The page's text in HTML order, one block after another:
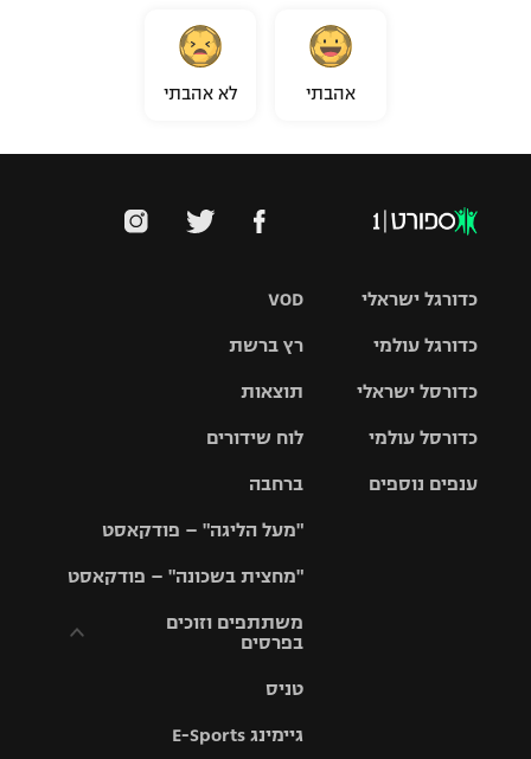
אהבתי לא אהבתי
VOD
רץ ברשת
תוצאות
לוח שידורים
ברחבה
"מעל הליגה" – פודקאסט
"מחצית בשכונה" – פודקאסט
משתתפים וזוכים
בפרסים
וזוכים בפרסים
טניס
גיימינג E-Sports
כדורגל ישראלי
גביע הטוטו
כדורגל עולמי
האלופות
ליגה
כדורסל ישראלי
סל
כדורסל עולמי
ענפים נוספים